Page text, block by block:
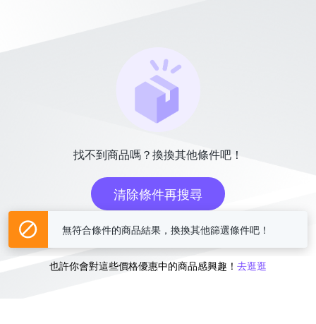
找不到商品嗎？換換其他條件吧！
清除條件再搜尋
或
也許你會對這些價格優惠中的商品感興趣！ 去逛逛
無符合條件的商品結果，換換其他篩選條件吧！